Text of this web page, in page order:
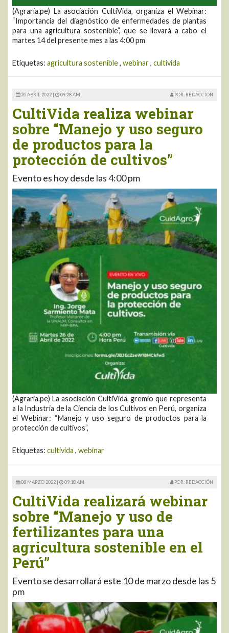
(Agraria.pe) La asociación CultiVida, organiza el Webinar:
“Importancia del diagnóstico de enfermedades de plantas
para una agricultura sostenible”, que se llevará a cabo el
martes 14 del presente mes a las 4:00 pm
Etiquetas: agricultura sostenible, webinar, cultivida
26 ABRIL 2022 | 09:28 AM POR: REDACCIÓN
CultiVida realiza webinar
sobre “Manejo y uso seguro
de productos para la
protección de cultivos”
Evento es hoy desde las 4:00 pm
(Agraria.pe) La asociación CultiVida, gremio que representa
a la Industria de la Ciencia de los Cultivos en Perú, organiza
el Webinar: “Manejo y uso seguro de productos para la
protección de cultivos”,
Etiquetas: cultivida , webinar
08 MARZO 2022 | 09:18 AM POR: REDACCIÓN
CultiVida realizará webinar
sobre “Manejo y uso de
fertilizantes para una
agricultura sostenible en el
Perú”
Evento se desarrollará este 10 de marzo desde las 5
pm